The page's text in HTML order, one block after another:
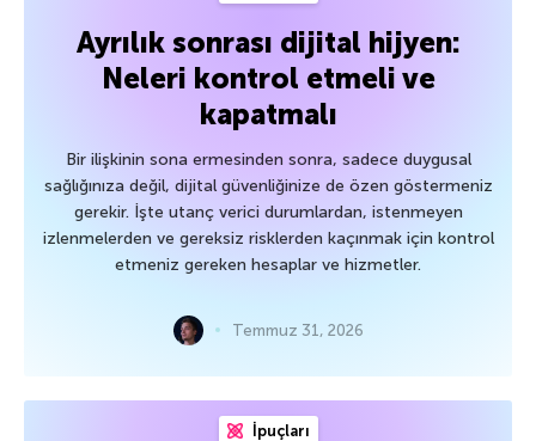
Ayrılık sonrası dijital hijyen:
Neleri kontrol etmeli ve
kapatmalı
Bir ilişkinin sona ermesinden sonra, sadece duygusal
sağlığınıza değil, dijital güvenliğinize de özen göstermeniz
gerekir. İşte utanç verici durumlardan, istenmeyen
izlenmelerden ve gereksiz risklerden kaçınmak için kontrol
etmeniz gereken hesaplar ve hizmetler.
Temmuz 31, 2026
İpuçları